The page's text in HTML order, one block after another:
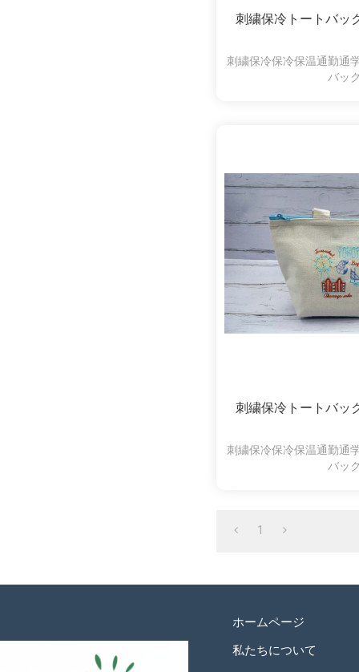
刺繍保冷トートバ
刺繍保冷保冷保温通勤通
バッ
刺繍保冷トートバ
刺繍保冷保冷保温通勤通
バッ
1
ホームページ
私たちについて